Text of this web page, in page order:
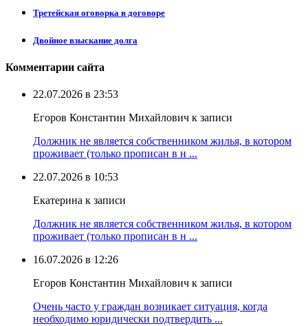
Третейская оговорка в договоре
Двойное взыскание долга
Комментарии сайта
22.07.2026 в 23:53
Егоров Константин Михайлович к записи
Должник не является собственником жилья, в котором
проживает (только прописан в н ...
22.07.2026 в 10:53
Екатерина к записи
Должник не является собственником жилья, в котором
проживает (только прописан в н ...
16.07.2026 в 12:26
Егоров Константин Михайлович к записи
Очень часто у граждан возникает ситуация, когда
необходимо юридически подтвердить ...